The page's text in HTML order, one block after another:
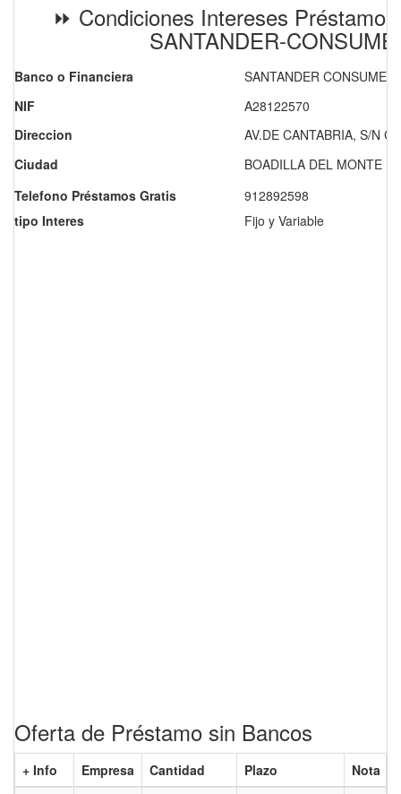
⏩ Condiciones Intereses
SANTANDER-
Banco o Financiera
SANTANDER CONSUMER
NIF
A28122570
Direccion
AV.DE CANTABRIA, S/N
Ciudad
BOADILLA DEL MONTE
Telefono Préstamos Gratis
912892598
tipo Interes
Fijo y Variable
Oferta de Préstamo sin Bancos
+ Info Empresa Cantidad Plazo Nota